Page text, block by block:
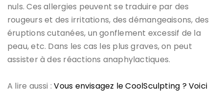
nuls. Ces allergies peuvent se traduire par des
rougeurs et des irritations, des démangeaisons, des
éruptions cutanées, un gonflement excessif de la
peau, etc. Dans les cas les plus graves, on peut
assister à des réactions anaphylactiques.
A lire aussi :Vous envisagez le CoolSculpting ? Voici